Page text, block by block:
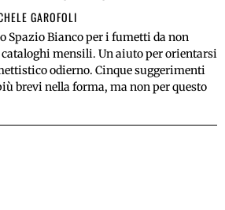
GAROFOLI
Spazio Bianco per i fumetti da non
mensili. Un aiuto per orientarsi
odierno. Cinque suggerimenti
brevi nella forma, ma non per questo